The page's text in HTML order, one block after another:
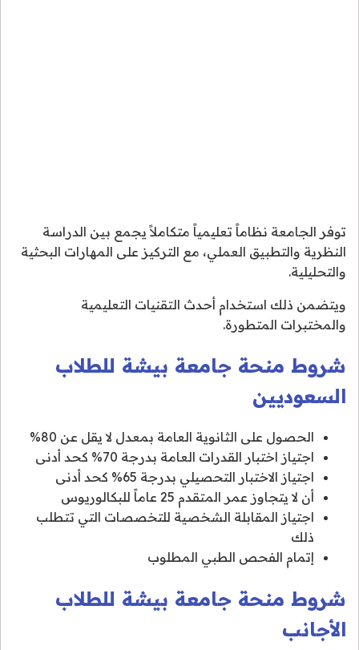
توفر الجامعة نظاماً تعليمياً متكاملاً يجمع بين الدراسة
النظرية والتطبيق العملي، مع التركيز على المهارات البحثية
والتحليلية.
ويتضمن ذلك استخدام أحدث التقنيات التعليمية
والمختبرات المتطورة.
شروط منحة جامعة بيشة للطلاب
السعوديين
الحصول على الثانوية العامة بمعدل لا يقل عن 80%
اجتياز اختبار القدرات العامة بدرجة 70% كحد أدنى
اجتياز الاختبار التحصيلي بدرجة 65% كحد أدنى
أن لا يتجاوز عمر المتقدم 25 عاماً للبكالوريوس
اجتياز المقابلة الشخصية للتخصصات التي تتطلب
ذلك
إتمام الفحص الطبي المطلوب
شروط منحة جامعة بيشة للطلاب
الأجانب